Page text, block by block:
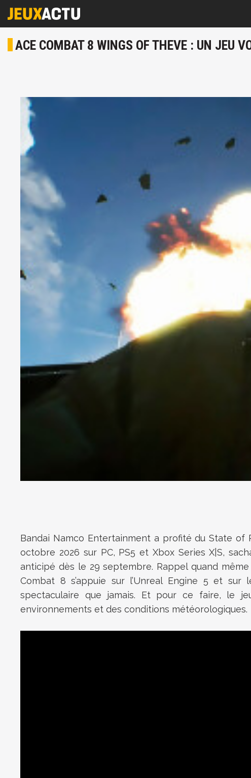
ACE COMBAT 8 WINGS OF THEVE : UN JEU
Bandai Namco Entertainment a profité du State of
octobre 2026 sur PC, PS5 et Xbox Series X|S,
anticipé dès le 29 septembre. Rappel quand
Combat 8 s’appuie sur l’Unreal Engine 5 et
spectaculaire que jamais. Et pour ce faire, le
environnements et des conditions météorologiques.